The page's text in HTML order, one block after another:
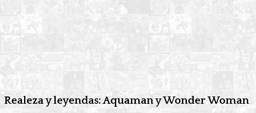
Realeza y leyendas: Aquaman y Wonder Woman